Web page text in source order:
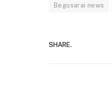
Begusarai news
SHARE.